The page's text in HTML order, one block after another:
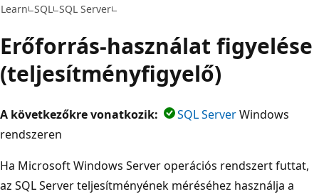
Learn SQL SQL Server
Erőforrás-használat figyelése
(teljesítményfigyelő)
A következőkre vonatkozik: SQL ServerWindows
rendszeren
Ha Microsoft Windows Server operációs rendszert futtat,
az SQL Server teljesítményének méréséhez használja a